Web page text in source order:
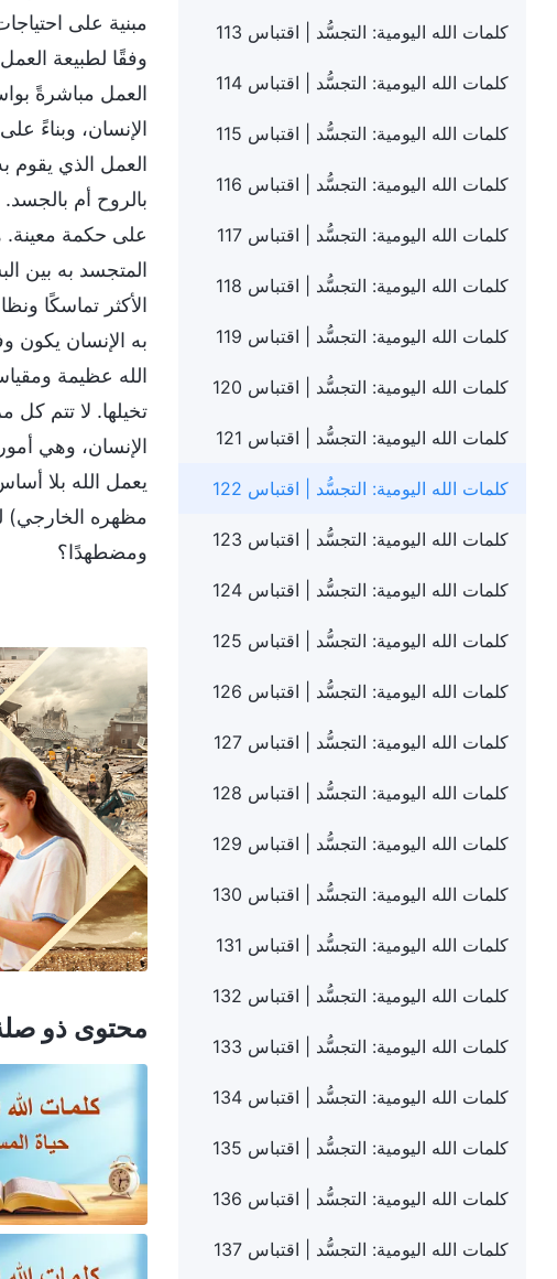
كلمات الله اليومية: التجسُّد | اقتباس 113
كلمات الله اليومية: التجسُّد | اقتباس 114
كلمات الله اليومية: التجسُّد | اقتباس 115
كلمات الله اليومية: التجسُّد | اقتباس 116
كلمات الله اليومية: التجسُّد | اقتباس 117
كلمات الله اليومية: التجسُّد | اقتباس 118
كلمات الله اليومية: التجسُّد | اقتباس 119
كلمات الله اليومية: التجسُّد | اقتباس 120
كلمات الله اليومية: التجسُّد | اقتباس 121
كلمات الله اليومية: التجسُّد | اقتباس 122
كلمات الله اليومية: التجسُّد | اقتباس 123
كلمات الله اليومية: التجسُّد | اقتباس 124
كلمات الله اليومية: التجسُّد | اقتباس 125
كلمات الله اليومية: التجسُّد | اقتباس 126
كلمات الله اليومية: التجسُّد | اقتباس 127
كلمات الله اليومية: التجسُّد | اقتباس 128
كلمات الله اليومية: التجسُّد | اقتباس 129
كلمات الله اليومية: التجسُّد | اقتباس 130
كلمات الله اليومية: التجسُّد | اقتباس 131
كلمات الله اليومية: التجسُّد | اقتباس 132
كلمات الله اليومية: التجسُّد | اقتباس 133
كلمات الله اليومية: التجسُّد | اقتباس 134
كلمات الله اليومية: التجسُّد | اقتباس 135
كلمات الله اليومية: التجسُّد | اقتباس 136
كلمات الله اليومية: التجسُّد | اقتباس 137
مبنية على
وفقًا لطبيعة
العمل مباشرةً
الإنسان، وبناءً
العمل الذي يقوم
بالروح أم
على حكمة معينة.
المتجسد به بين
الأكثر تماسكًا
به الإنسان يكون
الله عظيمة
تخيلها. لا تتم كل
الإنسان، وهي
يعمل الله بلا
مظهره الخارجي)
ومضطهدًا؟
محتوى ذو